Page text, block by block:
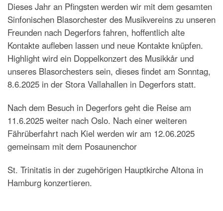
Dieses Jahr an Pfingsten werden wir mit dem gesamten
Sinfonischen Blasorchester des Musikvereins zu unseren
Freunden nach Degerfors fahren, hoffentlich alte
Kontakte aufleben lassen und neue Kontakte knüpfen.
Highlight wird ein Doppelkonzert des Musikkår und
unseres Blasorchesters sein, dieses findet am Sonntag,
8.6.2025 in der Stora Vallahallen in Degerfors statt.
Nach dem Besuch in Degerfors geht die Reise am
11.6.2025 weiter nach Oslo. Nach einer weiteren
Fährüberfahrt nach Kiel werden wir am 12.06.2025
gemeinsam mit dem Posaunenchor
St. Trinitatis in der zugehörigen Hauptkirche Altona in
Hamburg konzertieren.